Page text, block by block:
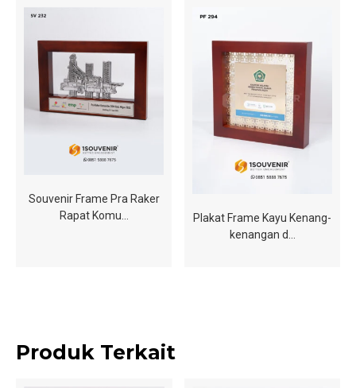
Souvenir Frame Pra Raker
Rapat Komu…
Plakat Frame Kayu Kenang-
kenangan d…
Produk Terkait